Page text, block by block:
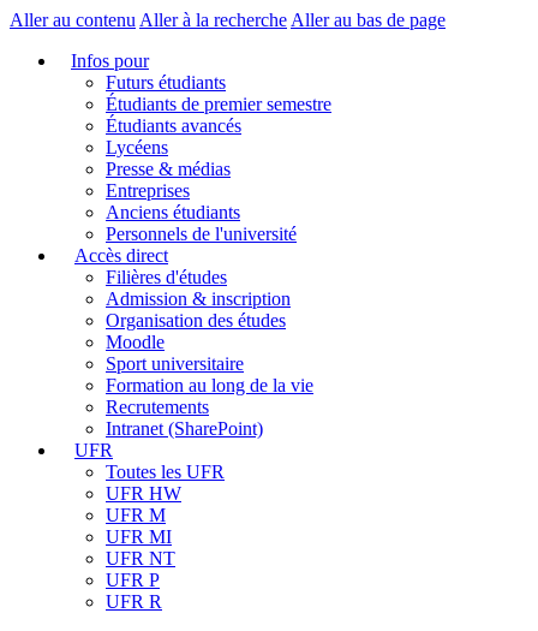
Aller au contenu Aller à la recherche Aller au bas de page
Infos pour
Futurs étudiants
Étudiants de premier semestre
Étudiants avancés
Lycéens
Presse & médias
Entreprises
Anciens étudiants
Personnels de l'université
Accès direct
Filières d'études
Admission & inscription
Organisation des études
Moodle
Sport universitaire
Formation au long de la vie
Recrutements
Intranet (SharePoint)
UFR
Toutes les UFR
UFR HW
UFR M
UFR MI
UFR NT
UFR P
UFR R